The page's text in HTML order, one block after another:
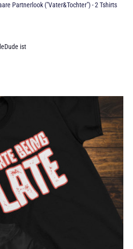
Partnerlook ("Vater&Tochter") - 2 Tshirts
ist